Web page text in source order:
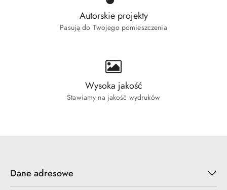
Autorskie projekty
Pasują do Twojego pomieszczenia
Wysoka jakość
Stawiamy na jakość wydruków
Dane adresowe